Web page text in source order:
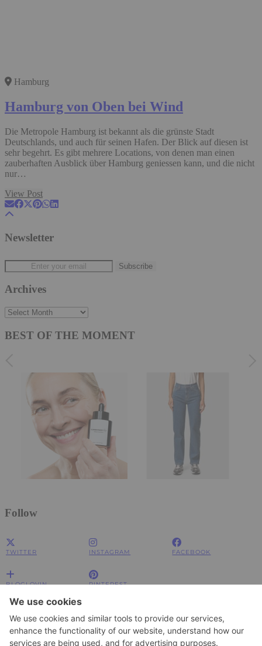
Hamburg
Hamburg von Oben bei Wind
Die Metropole Hamburg ist bekannt als die grünste Stadt
Deutschlands, und auch für seinen Hafen. Der Blick auf diesen ist
sehr begehrt. Es gibt mehrere Locations, von denen man einen
zauberhaften Ausblick über Hamburg geniessen kann, und die nicht
nur…
View Post
Newsletter
Archives
Archives
BEST OF THE MOMENT
Follow
TWITTER INSTAGRAM FACEBOOK
BLOGLOVIN PINTEREST
Impressum
Impressum